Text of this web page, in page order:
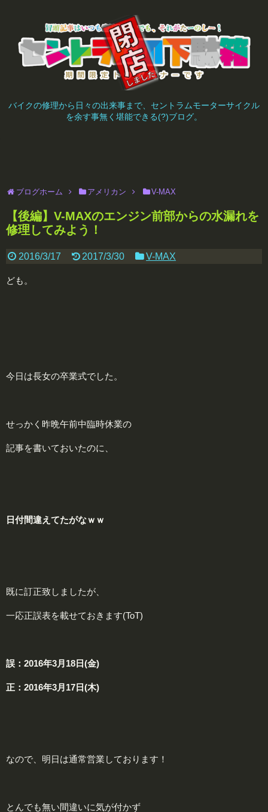
バイクの修理から日々の出来事まで、セントラムモーターサイクル
を余す事無く堪能できる(?)ブログ。
ブログホーム アメリカン V-MAX
【後編】V-MAXのエンジン前部からの水漏れを
修理してみよう！
2016/3/17 2017/3/30 V-MAX
ども。
今日は長女の卒業式でした。
せっかく昨晩午前中臨時休業の
記事を書いておいたのに、
日付間違えてたがなｗｗ
既に訂正致しましたが、
一応正誤表を載せておきます(ToT)
誤 ：2016年3月18日(金)
正 ：2016年3月17日(木)
なので、明日は通常営業しております！
とんでも無い間違いに気が付かず